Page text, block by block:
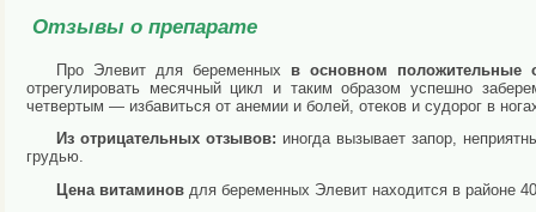
Отзывы о препарате
Про Элевит для беременных в основном положительные
отрегулировать месячный цикл и таким образом успешно
четвертым — избавиться от анемии и болей, отеков и судорог в
Из отрицательных отзывов: иногда вызывает запор,
грудью.
Цена витаминов для беременных Элевит находится в районе